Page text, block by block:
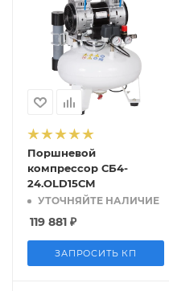
Поршневой
компрессор СБ4-
24.OLD15СМ
УТОЧНЯЙТЕ НАЛИЧИЕ
119 881 ₽
ЗАПРОСИТЬ КП